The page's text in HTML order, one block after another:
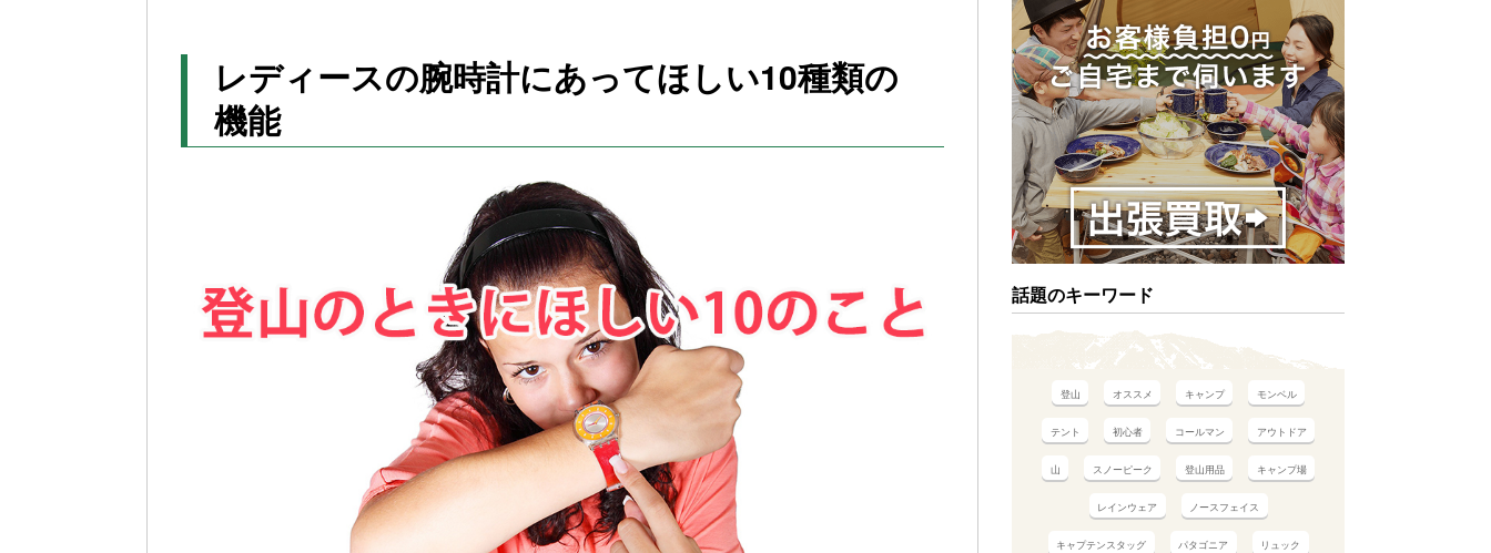
レディースの腕時計にあってほしい10種類の
機能
話題のキーワード
登山 オススメ キャンプ モンベル
テント 初心者 コールマン アウトドア
山 スノーピーク 登山用品 キャンプ場
レインウェア ノースフェイス
キャプテンスタッグ パタゴニア リュック